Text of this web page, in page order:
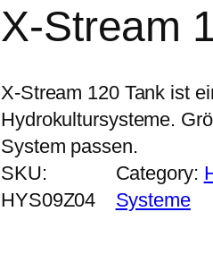
X-Stream
X-Stream 120 Tank ist
Hydrokultursysteme.
System passen.
SKU:
HYS09Z04
Category:
Systeme